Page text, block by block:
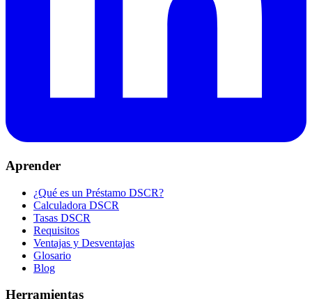
Aprender
¿Qué es un Préstamo DSCR?
Calculadora DSCR
Tasas DSCR
Requisitos
Ventajas y Desventajas
Glosario
Blog
Herramientas